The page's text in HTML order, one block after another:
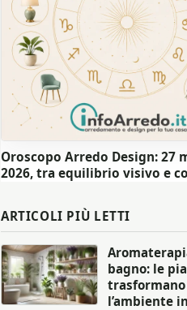
Oroscopo Arredo Design: 27
2026, tra equilibrio visivo e
ARTICOLI PIÙ LETTI
bagno: le
trasformano
l’ambiente